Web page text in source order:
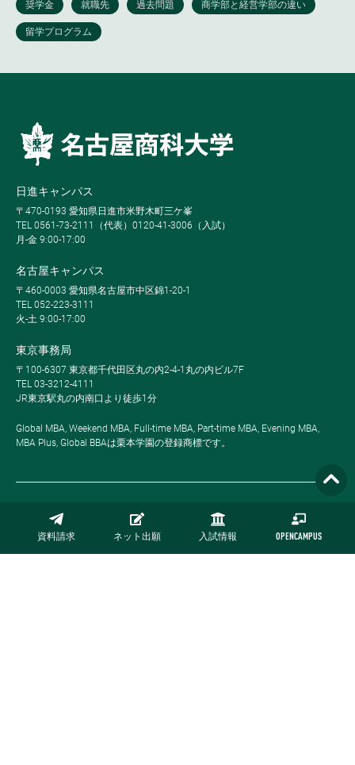
資料請求 ネット出願 入試情報 OPENCAMPUS
日進キャンパス
〒470-0193 愛知県日進市米野木町三ケ峯
TEL 0561-73-2111（代表）0120-41-3006（入試）
月-金 9:00-17:00
名古屋キャンパス
〒460-0003 愛知県名古屋市中区錦1-20-1
TEL 052-223-3111
火-土 9:00-17:00
東京事務局
〒100-6307 東京都千代田区丸の内2-4-1丸の内ビル7F
TEL 03-3212-4111
JR東京駅丸の内南口より徒歩1分
Global MBA, Weekend MBA, Full-time MBA, Part-time MBA, Evening MBA,
MBA Plus, Global BBAは栗本学園の登録商標です。
サイトマップ
プライバシーポリシー